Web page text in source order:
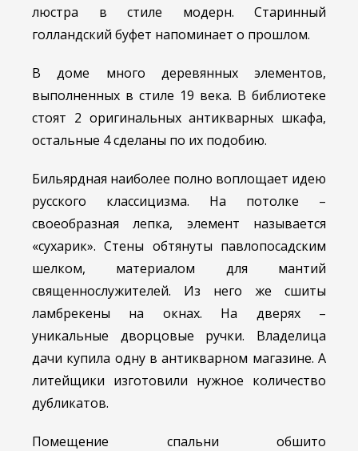
люстра в стиле модерн. Старинный
голландский буфет напоминает о прошлом.
В доме много деревянных элементов,
выполненных в стиле 19 века. В библиотеке
стоят 2 оригинальных антикварных шкафа,
остальные 4 сделаны по их подобию.
Бильярдная наиболее полно воплощает идею
русского классицизма. На потолке –
своеобразная лепка, элемент называется
«сухарик». Стены обтянуты павлопосадским
шелком, материалом для мантий
священнослужителей. Из него же сшиты
ламбрекены на окнах. На дверях –
уникальные дворцовые ручки. Владелица
дачи купила одну в антикварном магазине. А
литейщики изготовили нужное количество
дубликатов.
Помещение спальни обшито